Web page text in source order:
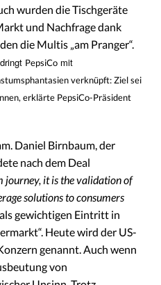
wurden die Tischgeräte
und Nachfrage dank
die Multis „am Pranger“.
dringt PepsiCo mit
verknüpft: Ziel sei
erklärte PepsiCo-Präsident
Daniel Birnbaum, der
nach dem Deal
journey, it is the validation of
solutions to consumers
gewichtigen Eintritt in
Heute wird der US-
genannt. Auch wenn
von